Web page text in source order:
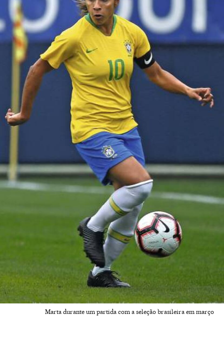
Marta durante um partida com a seleção brasileira em março